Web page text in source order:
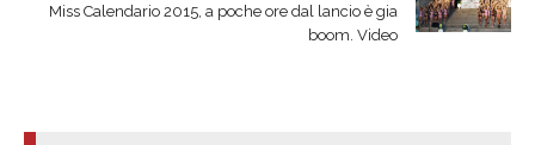
Miss Calendario 2015, a poche ore dal lancio è gia
boom. Video